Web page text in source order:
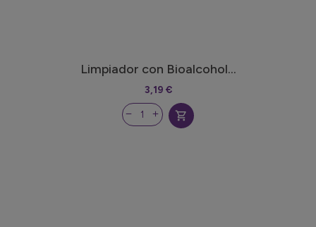
Limpiador con Bioalcohol...
3,19 €
shopping_cart